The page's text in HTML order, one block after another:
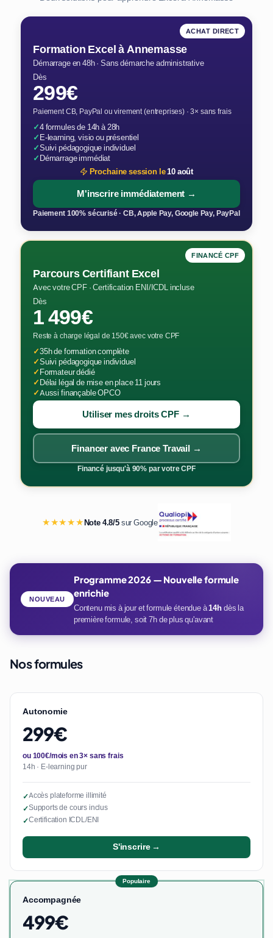
ACHAT DIRECT
Formation Excel à Annemasse
Démarrage en 48h · Sans démarche administrative
Dès
299€
Paiement CB, PayPal ou virement (entreprises) · 3× sans frais
✓4 formules de 14h à 28h
✓E-learning, visio ou présentiel
✓Suivi pédagogique individuel
✓Démarrage immédiat
Prochaine session le10 août
M'inscrire immédiatement →
Paiement 100% sécurisé · CB, Apple Pay, Google Pay, PayPal
FINANCÉ CPF
Parcours Certifiant Excel
Avec votre CPF · Certification ENI/ICDL incluse
Dès
1 499€
Reste à charge légal de 150€ avec votre CPF
✓35h de formation complète
✓Suivi pédagogique individuel
✓Formateur dédié
✓Délai légal de mise en place 11 jours
✓Aussi finançable OPCO
Utiliser mes droits CPF →
Financer avec France Travail →
Financé jusqu'à 90% par votre CPF
★★★★★Note 4.8/5sur Google
Programme 2026 — Nouvelle formule
enrichie
Contenu mis à jour et formule étendue à14hdès la
première formule, soit 7h de plus qu'avant
NOUVEAU
Nos formules
Autonomie
299€
ou 100€/mois en 3× sans frais
14h · E-learning pur
✓Accès plateforme illimité
✓Supports de cours inclus
✓Certification ICDL/ENI
S'inscrire →
Populaire
Accompagnée
499€